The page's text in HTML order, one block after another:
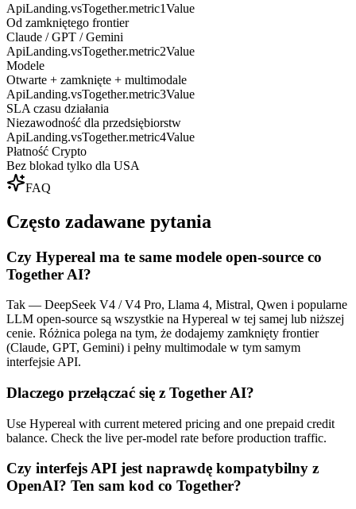
ApiLanding.vsTogether.metric1Value
Od zamkniętego frontier
Claude / GPT / Gemini
ApiLanding.vsTogether.metric2Value
Modele
Otwarte + zamknięte + multimodale
ApiLanding.vsTogether.metric3Value
SLA czasu działania
Niezawodność dla przedsiębiorstw
ApiLanding.vsTogether.metric4Value
Płatność Crypto
Bez blokad tylko dla USA
FAQ
Często zadawane pytania
Czy Hypereal ma te same modele open-source co
Together AI?
Tak — DeepSeek V4 / V4 Pro, Llama 4, Mistral, Qwen i popularne
LLM open-source są wszystkie na Hypereal w tej samej lub niższej
cenie. Różnica polega na tym, że dodajemy zamknięty frontier
(Claude, GPT, Gemini) i pełny multimodale w tym samym
interfejsie API.
Dlaczego przełączać się z Together AI?
Use Hypereal with current metered pricing and one prepaid credit
balance. Check the live per-model rate before production traffic.
Czy interfejs API jest naprawdę kompatybilny z
OpenAI? Ten sam kod co Together?